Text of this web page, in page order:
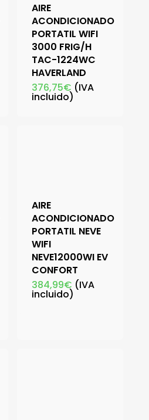
AIRE
ACONDICIONADO
PORTATIL WIFI
3000 FRIG/H
TAC-1224WC
HAVERLAND
376,75€ (IVA
incluido)
AIRE
ACONDICIONADO
PORTATIL NEVE
WIFI
NEVE12000WI EV
CONFORT
384,99€ (IVA
incluido)